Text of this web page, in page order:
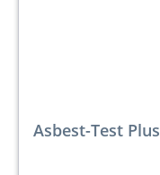
Asbest-Test Plus